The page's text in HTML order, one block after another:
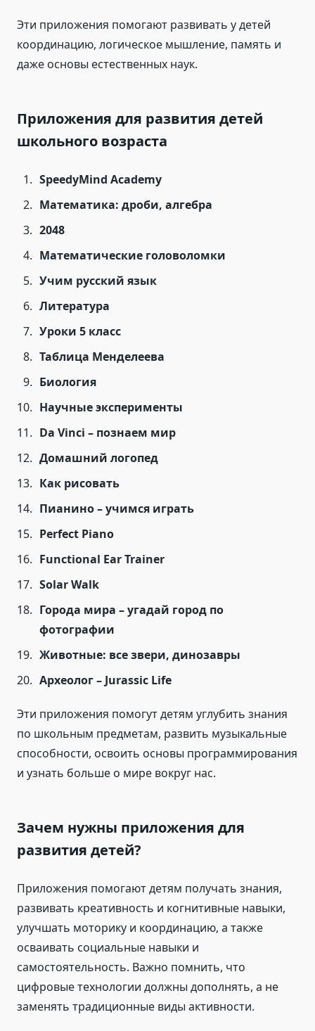
Эти приложения помогают развивать у детей
координацию, логическое мышление, память и
даже основы естественных наук.
Приложения для развития детей
школьного возраста
SpeedyMind Academy
Математика: дроби, алгебра
2048
Математические головоломки
Учим русский язык
Литература
Уроки 5 класс
Таблица Менделеева
Биология
Научные эксперименты
Da Vinci – познаем мир
Домашний логопед
Как рисовать
Пианино – учимся играть
Perfect Piano
Functional Ear Trainer
Solar Walk
Города мира – угадай город по
фотографии
Животные: все звери, динозавры
Археолог – Jurassic Life
Эти приложения помогут детям углубить знания
по школьным предметам, развить музыкальные
способности, освоить основы программирования
и узнать больше о мире вокруг нас.
Зачем нужны приложения для
развития детей?
Приложения помогают детям получать знания,
развивать креативность и когнитивные навыки,
улучшать моторику и координацию, а также
осваивать социальные навыки и
самостоятельность. Важно помнить, что
цифровые технологии должны дополнять, а не
заменять традиционные виды активности.